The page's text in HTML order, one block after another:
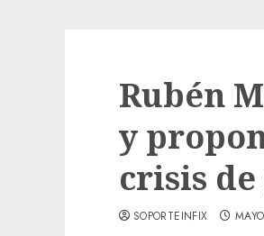
Rubén
y
crisis
SOPORTEINFIX